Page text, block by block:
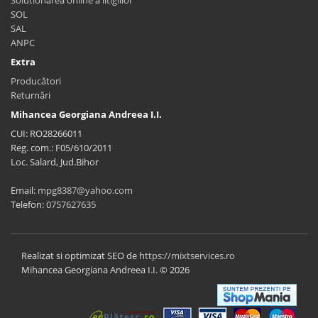
SOL
SAL
ANPC
Extra
Producători
Returnări
Mihancea Georgiana Andreea I.I.
CUI: RO28266011
Reg. com.: F05/610/2011
Loc. Salard, Jud.Bihor
Email: mpg8387@yahoo.com
Telefon:0757627635
Realizat si optimizat SEO de https://mixtservices.ro
Mihancea Georgiana Andreea I.I. © 2026